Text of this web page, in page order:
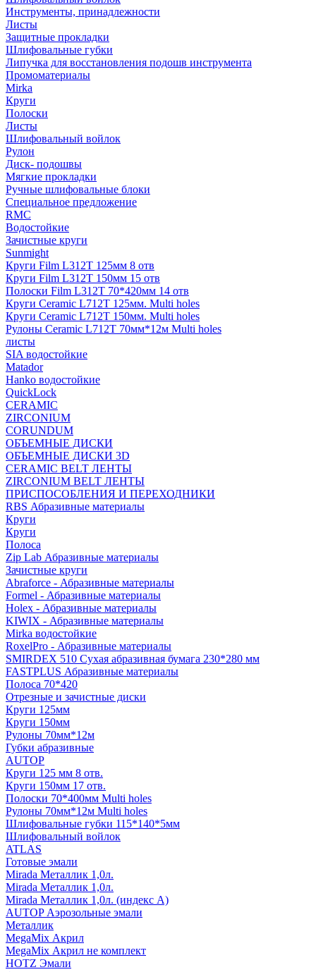
Инструменты, принадлежности
Листы
Защитные прокладки
Шлифовальные губки
Липучка для восстановления подошв инструмента
Промоматериалы
Mirka
Круги
Полоски
Листы
Шлифовальный войлок
Рулон
Диск- подошвы
Мягкие прокладки
Ручные шлифовальные блоки
Специальное предложение
RMC
Водостойкие
Зачистные круги
Sunmight
Круги Film L312T 125мм 8 отв
Круги Film L312T 150мм 15 отв
Полоски Film L312T 70*420мм 14 отв
Круги Ceramic L712T 125мм. Multi holes
Круги Ceramic L712T 150мм. Multi holes
Рулоны Ceramic L712T 70мм*12м Multi holes
листы
SIA водостойкие
Matador
Hanko водостойкие
QuickLock
CERAMIC
ZIRCONIUM
СORUNDUM
ОБЪЕМНЫЕ ДИСКИ
ОБЪЕМНЫЕ ДИСКИ 3D
CERAMIC BELT ЛЕНТЫ
ZIRCONIUM BELT ЛЕНТЫ
ПРИСПОСОБЛЕНИЯ И ПЕРЕХОДНИКИ
RBS Абразивные материалы
Круги
Круги
Полоса
Zip Lab Абразивные материалы
Зачистные круги
Abraforce - Абразивные материалы
Formel - Абразивные материалы
Holex - Абразивные материалы
KIWIX - Абразивные материалы
Mirka водостойкие
RoxelPro - Абразивные материалы
SMIRDEX 510 Сухая абразивная бумага 230*280 мм
FASTPLUS Абразивные материалы
Полоса 70*420
Отрезные и зачистные диски
Круги 125мм
Круги 150мм
Рулоны 70мм*12м
Губки абразивные
AUTOP
Круги 125 мм 8 отв.
Круги 150мм 17 отв.
Полоски 70*400мм Multi holes
Рулоны 70мм*12м Multi holes
Шлифовальные губки 115*140*5мм
Шлифовальный войлок
ATLAS
Готовые эмали
Mirada Металлик 1,0л.
Mirada Металлик 1,0л.
Mirada Металлик 1,0л. (индекс А)
AUTOP Аэрозольные эмали
Металлик
MegaMix Акрил
MegaMix Акрил не комплект
HOTZ Эмали